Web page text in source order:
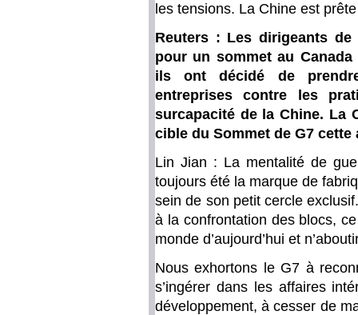
les tensions. La Chine est
Reuters : Les dirigeants
pour un sommet au Canada
ils ont décidé de
entreprises contre les
surcapacité de la Chine. La
cible du Sommet de G7 cette
Lin Jian : La mentalité de
toujours été la marque de
sein de son petit cercle
à la confrontation des blocs,
monde d’aujourd’hui et
Nous exhortons le G7 à
s’ingérer dans les affaires
développement, à cesser de